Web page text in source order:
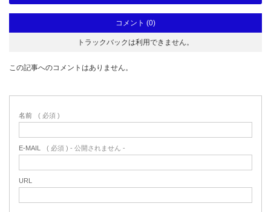
コメント (0)
トラックバックは利用できません。
この記事へのコメントはありません。
名前 ( 必須 )
E-MAIL ( 必須 ) - 公開されません -
URL